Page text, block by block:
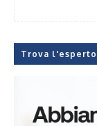
Trova l'esperto